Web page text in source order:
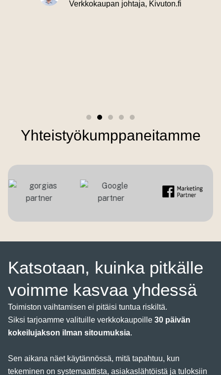
Verkkokaupan johtaja, Kivuton.fi
Yhteistyökumppaneitamme
Katsotaan, kuinka pitkälle
voimme kasvaa yhdessä
Toimiston vaihtamisen ei pitäisi tuntua riskiltä.
Siksi tarjoamme valituille verkkokaupoille 30 päivän
kokeilujakson ilman sitoumuksia.
Sen aikana näet käytännössä, mitä tapahtuu, kun
tekeminen on systemaattista, asiakaslähtöistä ja tuloksiin